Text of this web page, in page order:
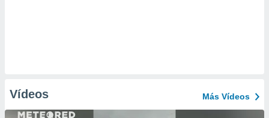
Vídeos Más Vídeos